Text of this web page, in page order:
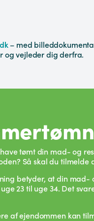
– med
og vejleder dig derfra.
tømt din mad- og
Så skal du tilmelde
betyder, at din
23 til uge 34. Det
af ejendommen kan